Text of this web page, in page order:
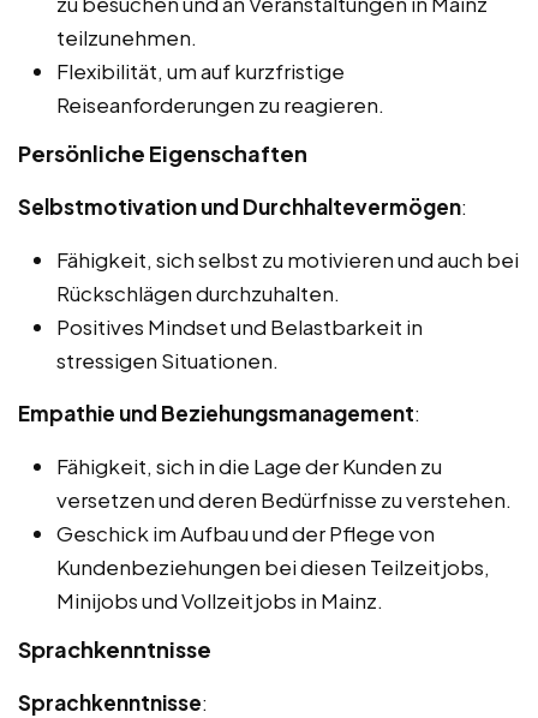
teilzunehmen.
Flexibilität, um auf kurzfristige
Reiseanforderungen zu reagieren.
Persönliche Eigenschaften
Selbstmotivation und Durchhaltevermögen:
Fähigkeit, sich selbst zu motivieren und auch bei
Rückschlägen durchzuhalten.
Positives Mindset und Belastbarkeit in
stressigen Situationen.
Empathie und Beziehungsmanagement:
Fähigkeit, sich in die Lage der Kunden zu
versetzen und deren Bedürfnisse zu verstehen.
Geschick im Aufbau und der Pflege von
Kundenbeziehungen bei diesen Teilzeitjobs,
Minijobs und Vollzeitjobs in Mainz.
Sprachkenntnisse
Sprachkenntnisse: